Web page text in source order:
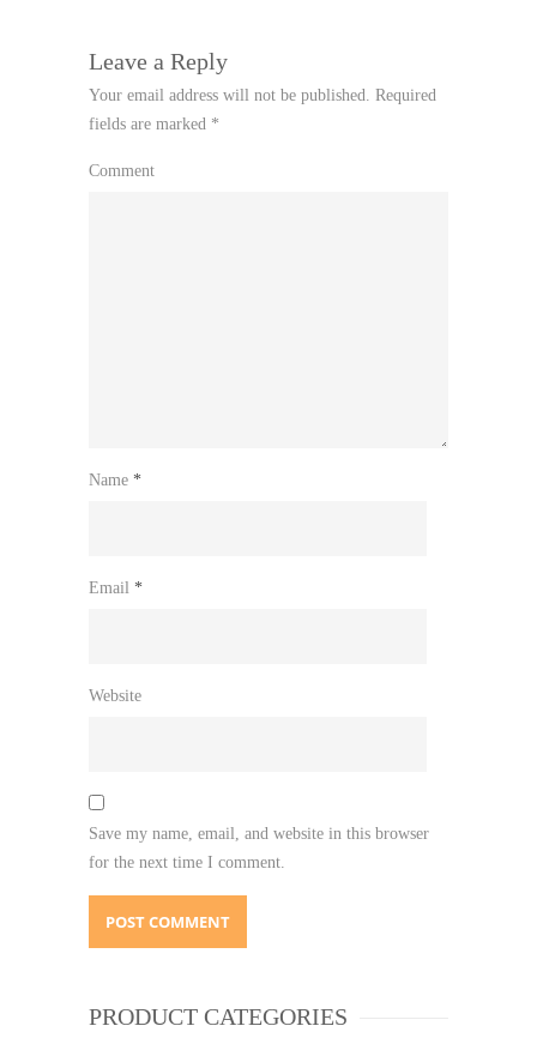
Leave a Reply
Your email address will not be published. Required
fields are marked *
Comment
Name *
Email *
Website
Save my name, email, and website in this browser
for the next time I comment.
PRODUCT CATEGORIES